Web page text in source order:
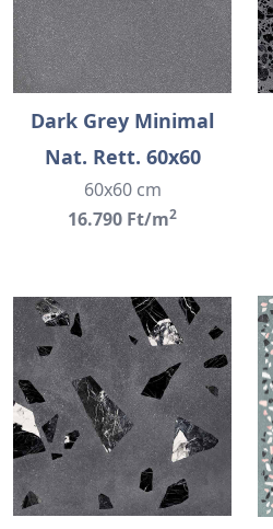
Dark Grey Minimal
Nat. Rett. 60x60
60x60 cm
16.790 Ft/m2